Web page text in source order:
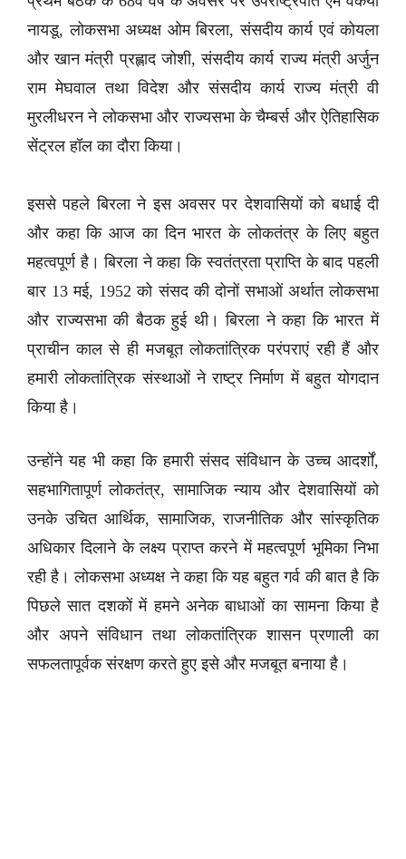
नायडू, लोकसभा अध्यक्ष ओम बिरला, संसदीय कार्य एवं कोयला
और खान मंत्री प्रह्लाद जोशी, संसदीय कार्य राज्य मंत्री अर्जुन
राम मेघवाल तथा विदेश और संसदीय कार्य राज्य मंत्री वी
मुरलीधरन ने लोकसभा और राज्यसभा के चैम्बर्स और ऐतिहासिक
सेंट्रल हॉल का दौरा किया।
इससे पहले बिरला ने इस अवसर पर देशवासियों को बधाई दी
और कहा कि आज का दिन भारत के लोकतंत्र के लिए बहुत
महत्वपूर्ण है। बिरला ने कहा कि स्वतंत्रता प्राप्ति के बाद पहली
बार 13 मई, 1952 को संसद की दोनों सभाओं अर्थात लोकसभा
और राज्यसभा की बैठक हुई थी। बिरला ने कहा कि भारत में
प्राचीन काल से ही मजबूत लोकतांत्रिक परंपराएं रही हैं और
हमारी लोकतांत्रिक संस्थाओं ने राष्ट्र निर्माण में बहुत योगदान
किया है।
उन्होंने यह भी कहा कि हमारी संसद संविधान के उच्च आदर्शों,
सहभागितापूर्ण लोकतंत्र, सामाजिक न्याय और देशवासियों को
उनके उचित आर्थिक, सामाजिक, राजनीतिक और सांस्कृतिक
अधिकार दिलाने के लक्ष्य प्राप्त करने में महत्वपूर्ण भूमिका निभा
रही है। लोकसभा अध्यक्ष ने कहा कि यह बहुत गर्व की बात है कि
पिछले सात दशकों में हमने अनेक बाधाओं का सामना किया है
और अपने संविधान तथा लोकतांत्रिक शासन प्रणाली का
सफलतापूर्वक संरक्षण करते हुए इसे और मजबूत बनाया है।